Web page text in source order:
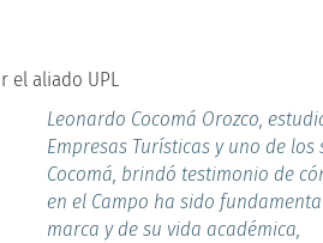
el aliado UPL
Leonardo Cocomá Orozco,
Empresas Turísticas y uno de
Cocomá, brindó testimonio de
en el Campo ha sido
marca y de su vida académica,